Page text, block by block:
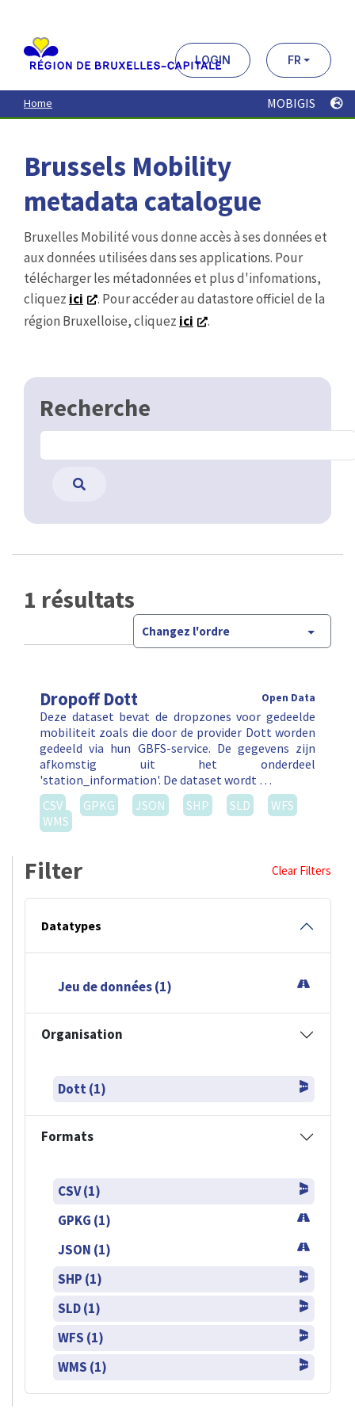
contenu
principal
LOGIN FR
Home MOBIGIS
Brussels Mobility
metadata catalogue
Bruxelles Mobilité vous donne accès à ses données et
aux données utilisées dans ses applications. Pour
télécharger les métadonnées et plus d'infomations,
cliquez ici
. Pour accéder au datastore officiel de la
région Bruxelloise, cliquez ici .
Recherche
1 résultats
Changez l'ordre
Dropoff Dott Open Data
Deze dataset bevat de dropzones voor gedeelde
mobiliteit zoals die door de provider Dott worden
gedeeld via hun GBFS-service. De gegevens zijn
afkomstig uit het onderdeel
'station_information'. De dataset wordt …
CSV
GPKG JSON SHP SLD
WFS
WMS
Filter Clear Filters
Datatypes
Jeu de données (1)
Organisation
Dott (1)
Formats
CSV (1)
GPKG (1)
JSON (1)
SHP (1)
SLD (1)
WFS (1)
WMS (1)